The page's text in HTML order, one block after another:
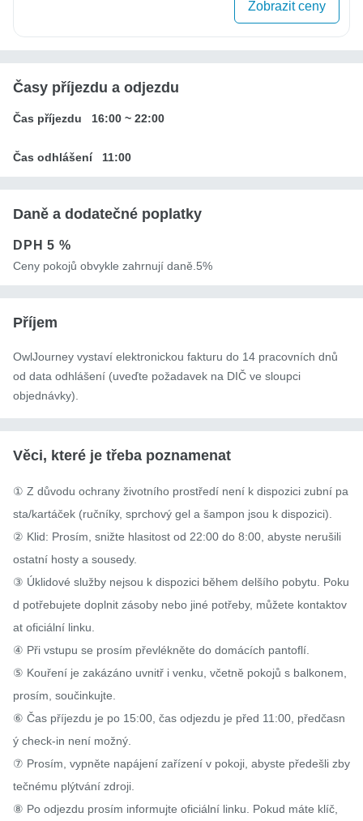
Zobrazit ceny
Časy příjezdu a odjezdu
Čas příjezdu 16:00 ~ 22:00
Čas odhlášení 11:00
Daně a dodatečné poplatky
DPH5 %
Ceny pokojů obvykle zahrnují daně.5%
Příjem
OwlJourney vystaví elektronickou fakturu do 14 pracovních dnů
od data odhlášení (uveďte požadavek na DIČ ve sloupci
objednávky).
Věci, které je třeba poznamenat
① Z důvodu ochrany životního prostředí není k dispozici zubní pa
sta/kartáček (ručníky, sprchový gel a šampon jsou k dispozici).
② Klid: Prosím, snižte hlasitost od 22:00 do 8:00, abyste nerušili
ostatní hosty a sousedy.
③ Úklidové služby nejsou k dispozici během delšího pobytu. Poku
d potřebujete doplnit zásoby nebo jiné potřeby, můžete kontaktov
at oficiální linku.
④ Při vstupu se prosím převlékněte do domácích pantoflí.
⑤ Kouření je zakázáno uvnitř i venku, včetně pokojů s balkonem,
prosím, součinkujte.
⑥ Čas příjezdu je po 15:00, čas odjezdu je před 11:00, předčasn
ý check-in není možný.
⑦ Prosím, vypněte napájení zařízení v pokoji, abyste předešli zby
tečnému plýtvání zdroji.
⑧ Po odjezdu prosím informujte oficiální linku. Pokud máte klíč,